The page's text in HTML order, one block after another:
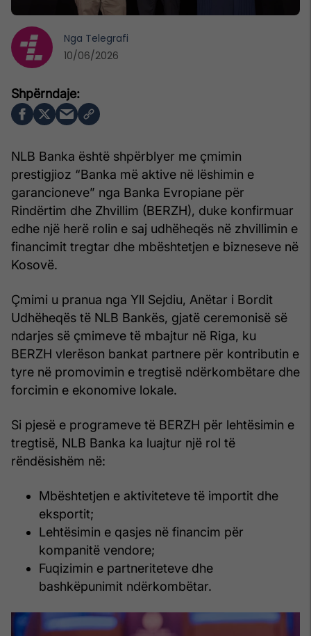
NLB Banka është shpërblyer me çmimin
prestigjioz “Banka më aktive në lëshimin e
garancioneve” nga Banka Evropiane për
Rindërtim dhe Zhvillim (BERZH), duke konfirmuar
edhe një herë rolin e saj udhëheqës në zhvillimin e
financimit tregtar dhe mbështetjen e bizneseve në
Kosovë.
Çmimi u pranua nga Yll Sejdiu, Anëtar i Bordit
Udhëheqës të NLB Bankës, gjatë ceremonisë së
ndarjes së çmimeve të mbajtur në Riga, ku
BERZH vlerëson bankat partnere për kontributin e
tyre në promovimin e tregtisë ndërkombëtare dhe
forcimin e ekonomive lokale.
Si pjesë e programeve të BERZH për lehtësimin e
tregtisë, NLB Banka ka luajtur një rol të
rëndësishëm në:
Mbështetjen e aktiviteteve të importit dhe
eksportit;
Lehtësimin e qasjes në financim për
kompanitë vendore;
Fuqizimin e partneriteteve dhe
bashkëpunimit ndërkombëtar.
Nga Telegrafi
10/06/2026